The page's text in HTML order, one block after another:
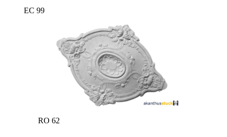
EC 99
RO 62